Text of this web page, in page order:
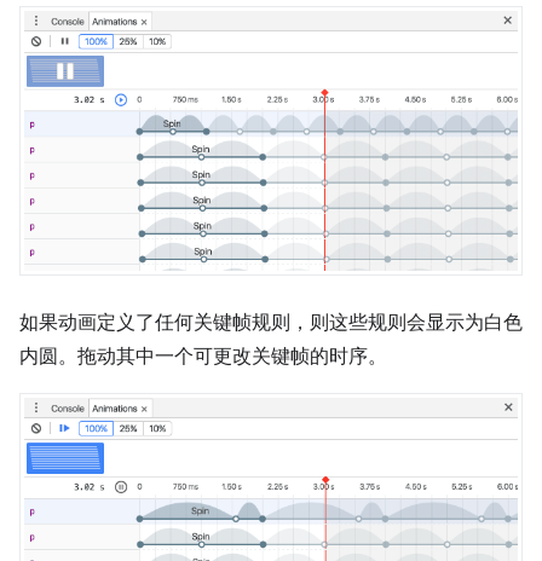
如果动画定义了任何关键帧规则，则这些规则会显示为白色
内圆。拖动其中一个可更改关键帧的时序。